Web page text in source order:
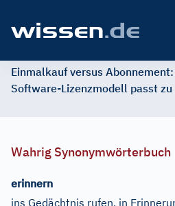
Einmalkauf versus
Software-Lizenzmodell passt zu
Wahrig Synonymwörterbuch
erinnern
ins Gedächtnis rufen, in